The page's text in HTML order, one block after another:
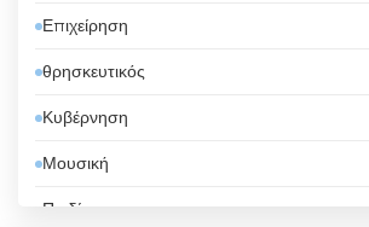
Αφγανιστάν
Βατικανό
Βέλγιο
Βενεζουέλα
Επιχείρηση
θρησκευτικός
Κυβέρνηση
Μουσική
Παιδί